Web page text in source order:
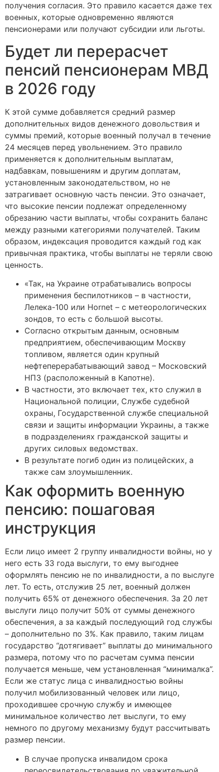
получения согласия. Это правило касается даже тех
военных, которые одновременно являются
пенсионерами или получают субсидии или льготы.
Будет ли перерасчет
пенсий пенсионерам МВД
в 2026 году
К этой сумме добавляется средний размер
дополнительных видов денежного довольствия и
суммы премий, которые военный получал в течение
24 месяцев перед увольнением. Это правило
применяется к дополнительным выплатам,
надбавкам, повышениям и другим доплатам,
установленным законодательством, но не
затрагивает основную часть пенсии. Это означает,
что высокие пенсии подлежат определенному
обрезанию части выплаты, чтобы сохранить баланс
между разными категориями получателей. Таким
образом, индексация проводится каждый год как
привычная практика, чтобы выплаты не теряли свою
ценность.
«Так, на Украине отрабатывались вопросы
применения беспилотников – в частности,
Лелека-100 или Hornet – с метеорологических
зондов, то есть с большой высоты.
Согласно открытым данным, основным
предприятием, обеспечивающим Москву
топливом, является один крупный
нефтеперерабатывающий завод – Московский
НПЗ (расположенный в Капотне).
В частности, это включает тех, кто служил в
Национальной полиции, Службе судебной
охраны, Государственной службе специальной
связи и защиты информации Украины, а также
в подразделениях гражданской защиты и
других силовых ведомствах.
В результате погиб один из полицейских, а
также сам злоумышленник.
Как оформить военную
пенсию: пошаговая
инструкция
Если лицо имеет 2 группу инвалидности войны, но у
него есть 33 года выслуги, то ему выгоднее
оформлять пенсию не по инвалидности, а по выслуге
лет. То есть, отслужив 25 лет, военный должен
получить 65% от денежного обеспечения. За 20 лет
выслуги лицо получит 50% от суммы денежного
обеспечения, а за каждый последующий год службы
– дополнительно по 3%. Как правило, таким лицам
государство “дотягивает” выплаты до минимального
размера, потому что по расчетам сумма пенсии
получается меньше, чем установленная “минималка”.
Если же статус лица с инвалидностью войны
получил мобилизованный человек или лицо,
проходившее срочную службу и имеющее
минимальное количество лет выслуги, то ему
немного по другому механизму будут рассчитывать
размер пенсии.
В случае пропуска инвалидом срока